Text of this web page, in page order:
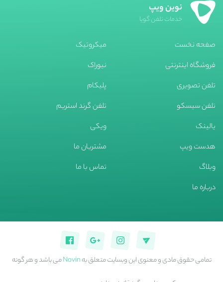
نوین ویپ
خدمات تلفن گویا
صفحه نخست
فروشگاه اینترنتی
تلفن تصویری
تلفن سیسکو
یالینک
هدست ویپ
وبلاگ
درباره ما
میکروتیک
نیوراک
پلیکام
تلفن گرند استریم
ویکی
مشتریان ما
تماس با ما
تمامی حقوق مادی و معنوی این وبسایت متعلق بهNovinمی باشد و هر گونه